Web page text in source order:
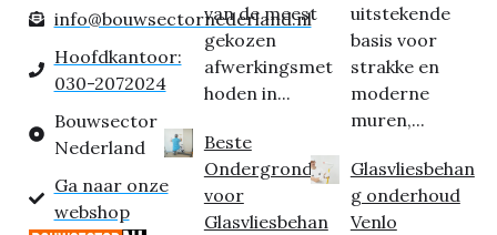
info@bouwsectornederland.nl
Hoofdkantoor:
030-2072024
Bouwsector
Nederland
Ga naar onze
webshop
van de meest
gekozen
afwerkingsmet
hoden in...
Beste
Ondergrond
voor
Glasvliesbehan
uitstekende
basis voor
strakke en
moderne
muren,...
Glasvliesbehan
g onderhoud
Venlo